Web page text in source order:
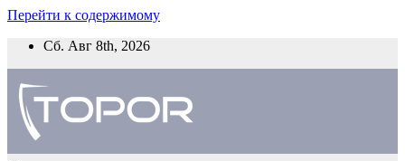
Перейти к содержимому
Сб. Авг 8th, 2026